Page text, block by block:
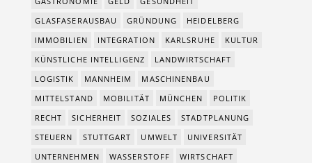
GLASFASERAUSBAU
GRÜNDUNG
HEIDELBERG
IMMOBILIEN
INTEGRATION KARLSRUHE
KULTUR
KÜNSTLICHE INTELLIGENZ
LANDWIRTSCHAFT
LOGISTIK
MANNHEIM
MASCHINENBAU
MITTELSTAND
MOBILITÄT MÜNCHEN
POLITIK
RECHT
SICHERHEIT SOZIALES
STADTPLANUNG
STEUERN
STUTTGART UMWELT
UNIVERSITÄT
UNTERNEHMEN
WASSERSTOFF WIRTSCHAFT